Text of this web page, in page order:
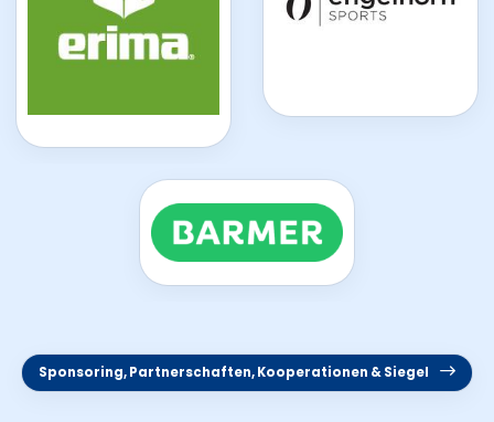
Sponsoring, Partnerschaften, Kooperationen & Siegel